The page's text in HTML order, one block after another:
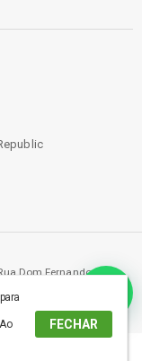
Dom Fernando 219,
000
FECHAR